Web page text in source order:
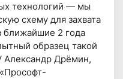
технологий — мы
схему для захвата
ближайшие 2 года
образец такой
Александр Дрёмин,